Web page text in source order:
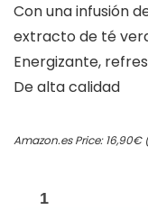
Con una infusión
extracto de té
Energizante,
De alta calidad
Amazon.es Price:16,90€
Elizabeth